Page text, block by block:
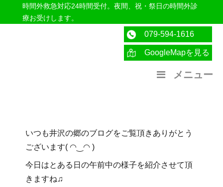
時間外救急対応24時間受付。夜間、祝・祭日の時間外診
療お受けします。
医療法人社団紀洋会 公式サイト
079-594-1616
GoogleMapを見る
メニュー
いつも井沢の郷のブログをご覧頂きありがとう
ございます( ◠‿◠ )
今日はとある日の午前中の様子を紹介させて頂
きますね♫